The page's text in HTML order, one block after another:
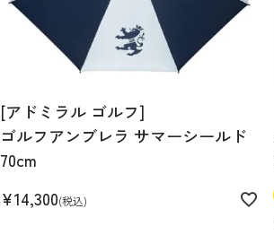
[アドミラル ゴルフ]
ゴルフアンブレラ サマーシールド
70cm
¥14,300 税込